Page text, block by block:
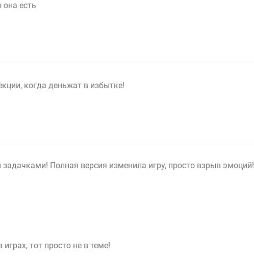
она есть
когда деньжат в избытке!
Полная версия изменила игру, просто взрыв эмоций!
тот просто не в теме!